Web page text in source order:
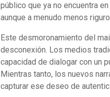
público que ya no encuentra
aunque a menudo menos
Este desmoronamiento del
desconexión. Los medios
capacidad de dialogar con un
Mientras tanto, los nuevos
capturar ese deseo de